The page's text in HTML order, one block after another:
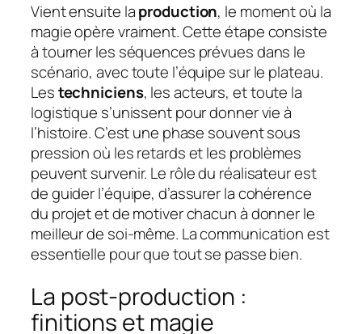
Vient ensuite laproduction, le moment où la
magie opère vraiment. Cette étape consiste
à tourner les séquences prévues dans le
scénario, avec toute l’équipe sur le plateau.
Lestechniciens, les acteurs, et toute la
logistique s’unissent pour donner vie à
l’histoire. C’est une phase souvent sous
pression où les retards et les problèmes
peuvent survenir. Le rôle du réalisateur est
de guider l’équipe, d’assurer la cohérence
du projet et de motiver chacun à donner le
meilleur de soi-même. La communication est
essentielle pour que tout se passe bien.
La post-production :
finitions et magie